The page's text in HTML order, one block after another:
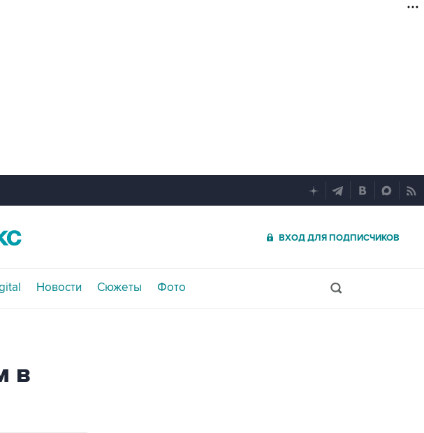
ВХОД ДЛЯ ПОДПИСЧИКОВ
Новости Сюжеты Фото
в